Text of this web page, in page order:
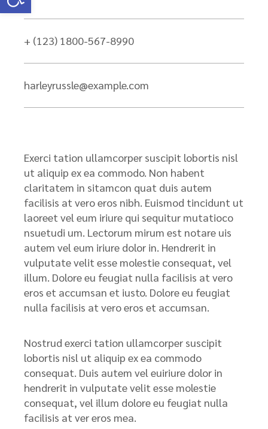
+ (123) 1800-567-8990
harleyrussle@example.com
Exerci tation ullamcorper suscipit lobortis nisl
ut aliquip ex ea commodo. Non habent
claritatem in sitamcon quat duis autem
facilisis at vero eros nibh. Euismod tincidunt ut
laoreet vel eum iriure qui sequitur mutatioco
nsuetudi um. Lectorum mirum est notare uis
autem vel eum iriure dolor in. Hendrerit in
vulputate velit esse molestie consequat, vel
illum. Dolore eu feugiat nulla facilisis at vero
eros et accumsan et iusto. Dolore eu feugiat
nulla facilisis at vero eros et accumsan.
Nostrud exerci tation ullamcorper suscipit
lobortis nisl ut aliquip ex ea commodo
consequat. Duis autem vel euiriure dolor in
hendrerit in vulputate velit esse molestie
consequat, vel illum dolore eu feugiat nulla
facilisis at ver eros mea.